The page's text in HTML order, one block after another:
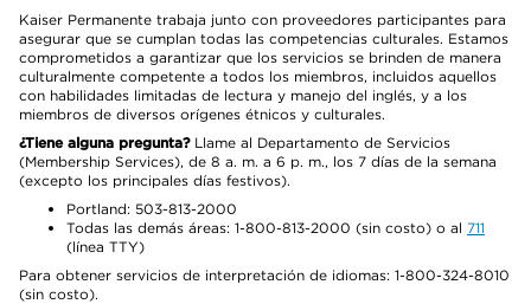
Kaiser Permanente trabaja junto con proveedores participantes para
asegurar que se cumplan todas las competencias culturales. Estamos
comprometidos a garantizar que los servicios se brinden de manera
culturalmente competente a todos los miembros, incluidos aquellos
con habilidades limitadas de lectura y manejo del inglés, y a los
miembros de diversos orígenes étnicos y culturales.
¿Tiene alguna pregunta?Llame al Departamento de Servicios
(Membership Services), de 8 a. m. a 6 p. m., los 7 días de la semana
(excepto los principales días festivos).
Portland: 503-813-2000
Todas las demás áreas: 1-800-813-2000 (sin costo) o al 711
(línea TTY)
Para obtener servicios de interpretación de idiomas: 1-800-324-8010
(sin costo).